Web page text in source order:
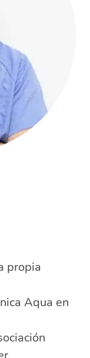
propia
Aqua en